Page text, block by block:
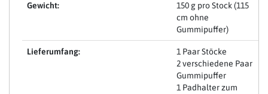
Gewicht:
150 g pro Stock (115
cm ohne
Gummipuffer)
Lieferumfang:
1 Paar Stöcke
2 verschiedene Paar
Gummipuffer
1 Padhalter zum